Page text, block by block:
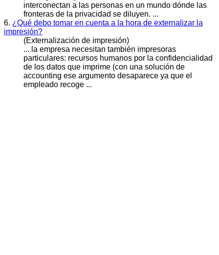
interconectan a las personas en un mundo dónde las
fronteras de la privacidad se diluyen. ...
6. ¿Qué debo tomar en cuenta a la hora de externalizar la
impresión?
(Externalización de impresión)
... la empresa necesitan también impresoras
particulares: recursos humanos por la confidencial idad
de los datos que imprime (con una solución de
accounting ese argumento desaparece ya que el
empleado recoge ...